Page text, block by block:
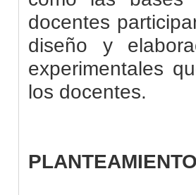
docentes
diseño y
experimentales
los docentes.